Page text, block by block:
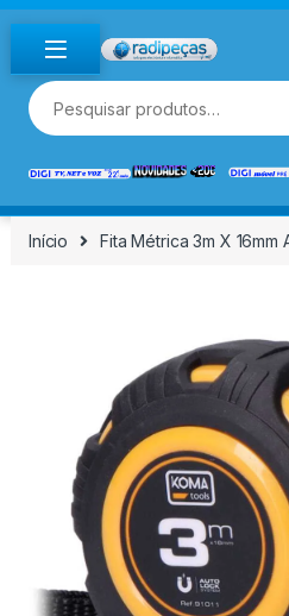
Skip to navigation
Skip to content
Pesquisar por:
Início Fita Métrica 3m X 16mm